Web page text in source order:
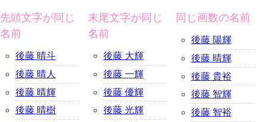
先頭文字が同じ
名前
後藤 晴斗
後藤 晴人
後藤 晴輝
後藤 晴樹
末尾文字が同じ
名前
後藤 大輝
後藤 一輝
後藤 優輝
後藤 光輝
同じ画数の名前
後藤 陽輝
後藤 晴輝
後藤 貴裕
後藤 智輝
後藤 智裕